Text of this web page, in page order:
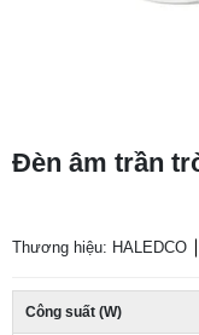
Đèn âm trần
Thương hiệu: HALEDCO
Công suất (W)